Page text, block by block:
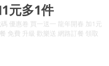
元多1件
優惠卷 買一送一 龍年開春 加1元
免費 升級 歡樂送 網路訂餐 領取